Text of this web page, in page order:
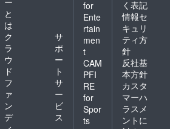
と
は
ク
ラ
ウ
ド
フ
ァ
ン
デ
サ
ポ
ー
ト
サ
ー
ビ
ス
for
Ente
rtain
men
t
CAM
PFI
RE
for
Spor
ts
く表記
情報セ
キュリ
ティ方
針
反社基
本方針
カスタ
マーハ
ラスメ
ントに